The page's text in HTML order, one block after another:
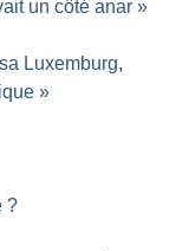
un côté anar »
Luxemburg,
»
?